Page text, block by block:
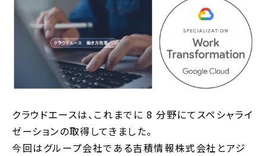
クラウドエースは、これまでに 8 分野にてスペシャライ
ゼーションの取得してきました。
今回はグループ会社である吉積情報株式会社とアジ